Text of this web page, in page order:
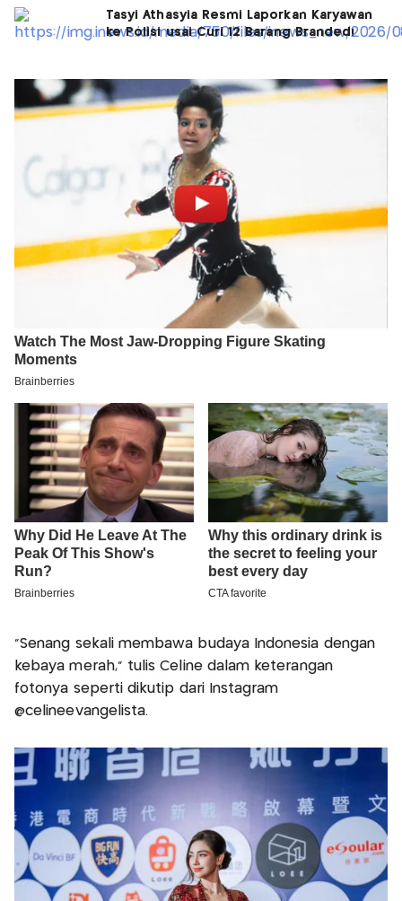
Tasyi Athasyia Resmi Laporkan Karyawan
ke Polisi usai Curi 12 Barang Branded!
“Senang sekali membawa budaya Indonesia dengan
kebaya merah,” tulis Celine dalam keterangan
fotonya seperti dikutip dari Instagram
@celineevangelista.